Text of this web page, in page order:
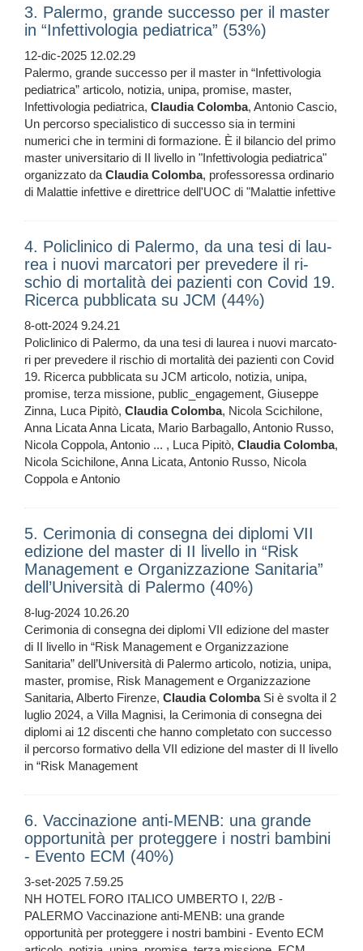
3. Palermo, grande successo per il master
in “Infettivologia pediatrica” (53%)
12-dic-2025 12.02.29
Palermo, grande successo per il master in “Infettivologia
pediatrica” articolo, notizia, unipa, promise, master,
Infettivologia pediatrica, Claudia Colomba, Antonio Cascio,
Un percorso specialistico di successo sia in termini
numerici che in termini di formazione. È il bilancio del primo
master universitario di II livello in "Infettivologia pediatrica"
organizzato daClaudia Colomba, professoressa ordinario
di Malattie infettive e direttrice dell'UOC di "Malattie infettive
4. Po­li­cli­ni­co di Pa­ler­mo, da una tesi di lau­
rea i nuo­vi mar­ca­to­ri per pre­ve­de­re il ri­
schio di mor­ta­li­tà dei pa­zien­ti con Co­vid 19.
Ri­cer­ca pub­bli­ca­ta su JCM (44%)
8-ott-2024 9.24.21
Po­li­cli­ni­co di Pa­ler­mo, da una tesi di lau­rea i nuo­vi mar­ca­to­
ri per pre­ve­de­re il ri­schio di mor­ta­li­tà dei pa­zien­ti con Co­vid
19. Ri­cer­ca pub­bli­ca­ta su JCM articolo, notizia, unipa,
promise, terza missione, public_engagement, Giuseppe
Zinna, Luca Pipitò, Claudia Colomba, Nicola Scichilone,
Anna Licata Anna Licata, Mario Barbagallo, Antonio Russo,
Nicola Coppola, Antonio ... , Luca Pipitò, Claudia Colomba,
Nicola Scichilone, Anna Licata, Antonio Russo, Nicola
Coppola e Antonio
5. Cerimonia di consegna dei diplomi VII
edizione del master di II livello in “Risk
Management e Organizzazione Sanitaria”
dell’Università di Palermo (40%)
8-lug-2024 10.26.20
Cerimonia di consegna dei diplomi VII edizione del master
di II livello in “Risk Management e Organizzazione
Sanitaria” dell’Università di Palermo articolo, notizia, unipa,
master, promise, Risk Management e Organizzazione
Sanitaria, Alberto Firenze, Claudia ColombaSi è svol­ta il 2
lu­glio 2024, a Vil­la Ma­gni­si, la Cerimonia di consegna dei
diplomi ai 12 discenti che hanno completato con successo
il percorso formativo della VII edizione del master di II livello
in “Risk Management
6. Vaccinazione anti-MENB: una grande
opportunità per proteggere i nostri bambini
- Evento ECM (40%)
3-set-2025 7.59.25
NH HOTEL FORO ITALICO UMBERTO I, 22/B -
PALERMO Vaccinazione anti-MENB: una grande
opportunità per proteggere i nostri bambini - Evento ECM